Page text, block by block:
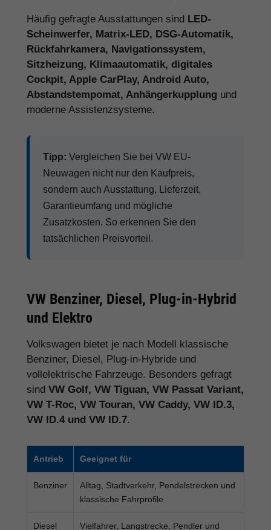
Häufig gefragte Ausstattungen sind LED-
Scheinwerfer, Matrix-LED, DSG-Automatik,
Rückfahrkamera, Navigationssystem,
Sitzheizung, Klimaautomatik, digitales
Cockpit, Apple CarPlay, Android Auto,
Abstandstempomat, Anhängerkupplung und
moderne Assistenzsysteme.
Tipp: Vergleichen Sie bei VW EU-
Neuwagen nicht nur den Kaufpreis,
sondern auch Ausstattung, Lieferzeit,
Garantieumfang und mögliche
Zusatzkosten. So erkennen Sie den
tatsächlichen Preisvorteil.
VW Benziner, Diesel, Plug-in-Hybrid
und Elektro
Volkswagen bietet je nach Modell klassische
Benziner, Diesel, Plug-in-Hybride und
vollelektrische Fahrzeuge. Besonders gefragt
sind VW Golf, VW Tiguan, VW Passat Variant,
VW T-Roc, VW Touran, VW Caddy, VW ID.3,
VW ID.4 und VW ID.7.
Antrieb Geeignet für
Benziner
Alltag, Stadtverkehr, Pendelstrecken und
klassische Fahrprofile
Diesel
Vielfahrer, Langstrecke, Pendler und